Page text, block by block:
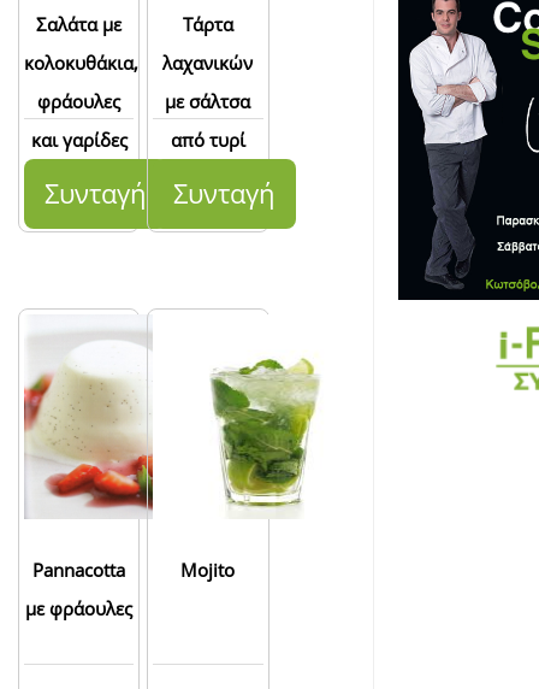
Σαλάτα με
κολοκυθάκια,
φράουλες
και γαρίδες
Συνταγή
Τάρτα
λαχανικών
με σάλτσα
από τυρί
parmigiano-
Συνταγή
Pannacotta
με φράουλες
Mojito